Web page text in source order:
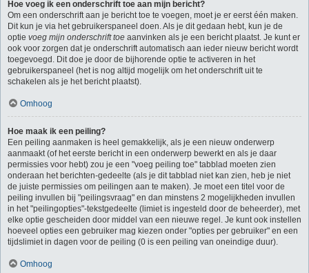
Hoe voeg ik een onderschrift toe aan mijn bericht?
Om een onderschrift aan je bericht toe te voegen, moet je er eerst één maken.
Dit kun je via het gebruikerspaneel doen. Als je dit gedaan hebt, kun je de
optie voeg mijn onderschrift toe aanvinken als je een bericht plaatst. Je kunt er
ook voor zorgen dat je onderschrift automatisch aan ieder nieuw bericht wordt
toegevoegd. Dit doe je door de bijhorende optie te activeren in het
gebruikerspaneel (het is nog altijd mogelijk om het onderschrift uit te
schakelen als je het bericht plaatst).
Omhoog
Hoe maak ik een peiling?
Een peiling aanmaken is heel gemakkelijk, als je een nieuw onderwerp
aanmaakt (of het eerste bericht in een onderwerp bewerkt en als je daar
permissies voor hebt) zou je een "voeg peiling toe" tabblad moeten zien
onderaan het berichten-gedeelte (als je dit tabblad niet kan zien, heb je niet
de juiste permissies om peilingen aan te maken). Je moet een titel voor de
peiling invullen bij "peilingsvraag" en dan minstens 2 mogelijkheden invullen
in het "peilingopties"-tekstgedeelte (limiet is ingesteld door de beheerder), met
elke optie gescheiden door middel van een nieuwe regel. Je kunt ook instellen
hoeveel opties een gebruiker mag kiezen onder "opties per gebruiker" en een
tijdslimiet in dagen voor de peiling (0 is een peiling van oneindige duur).
Omhoog